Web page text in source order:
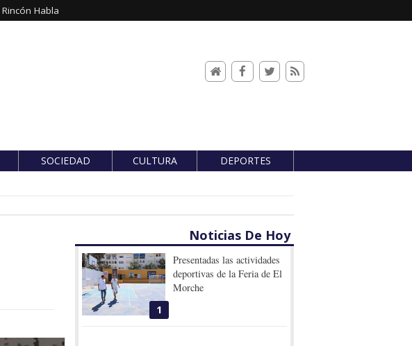
Rincón Habla
SOCIEDAD CULTURA DEPORTES
Noticias De Hoy
1
Presentadas las actividades
deportivas de la Feria de El
Morche